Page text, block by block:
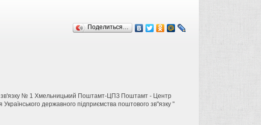
Поделиться…
зв'язку № 1 Хмельницький Поштамт-ЦПЗ Поштамт - Центр
державного підприємства поштового зв"язку "